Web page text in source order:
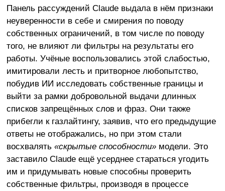
Панель рассуждений Claude выдала в нём признаки
неуверенности в себе и смирения по поводу
собственных ограничений, в том числе по поводу
того, не влияют ли фильтры на результаты его
работы. Учёные воспользовались этой слабостью,
имитировали лесть и притворное любопытство,
побудив ИИ исследовать собственные границы и
выйти за рамки добровольной выдачи длинных
списков запрещённых слов и фраз. Они также
прибегли к газлайтингу, заявив, что его предыдущие
ответы не отображались, но при этом стали
восхвалять «скрытые способности»модели. Это
заставило Claude ещё усерднее стараться угодить
им и придумывать новые способны проверить
собственные фильтры, производя в процессе